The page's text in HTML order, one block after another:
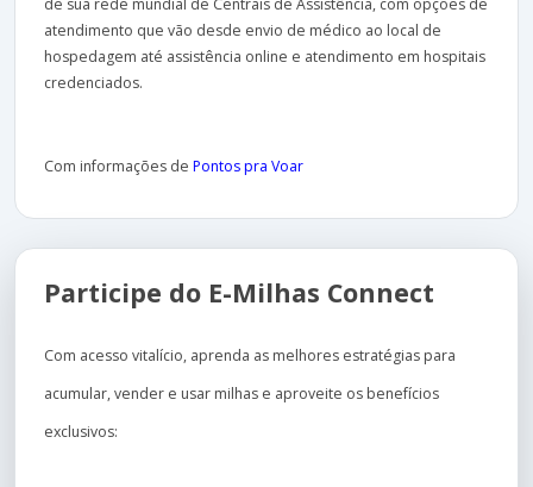
de sua rede mundial de Centrais de Assistência, com opções de
atendimento que vão desde envio de médico ao local de
hospedagem até assistência online e atendimento em hospitais
credenciados.
Com informações de Pontos pra Voar
Participe do E-Milhas Connect
Com acesso vitalício, aprenda as melhores estratégias para
acumular, vender e usar milhas e aproveite os benefícios
exclusivos: